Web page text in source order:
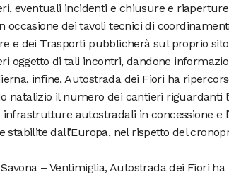
eventuali incidenti e chiusure e
occasione dei tavoli tecnici di
e dei Trasporti pubblicherà sul proprio
oggetto di tali incontri, dandone
infine, Autostrada dei Fiori ha
natalizio il numero dei cantieri riguardanti
autostradali in concessione e
dall’Europa, nel rispetto del
– Ventimiglia, Autostrada dei Fiori